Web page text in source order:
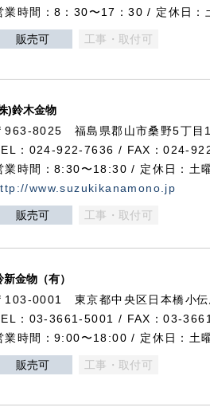
業時間：8：30〜17：30 / 定休日：
販売可 工事・取付可
)鈴木金物
963-8025 福島県郡山市桑野5丁目
：024-922-7636 / FAX：024-
業時間：8:30〜18:30 / 定休日：土
www.suzukikanamono.jp
販売可 工事・取付可
新金物（有）
103-0001 東京都中央区日本橋小
：03-3661-5001 / FAX：03-
業時間：9:00〜18:00 / 定休日：土
販売可 工事・取付可